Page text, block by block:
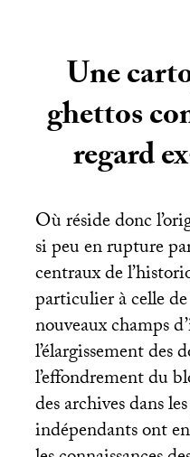
Une
ghettos
regard
Où réside donc
si peu en rupture
centraux de
particulier à celle
nouveaux champs
l’élargissement des
l’effondrement du
des archives dans
indépendants ont